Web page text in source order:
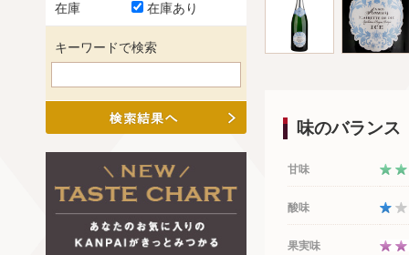
味のバランス
甘味
酸味
果実味
在庫 在庫あり
キーワードで検索